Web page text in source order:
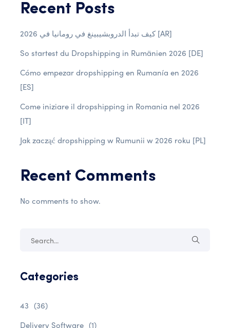
Recent Posts
كيف تبدأ الدروبشيبينغ في رومانيا في 2026 [AR]
So startest du Dropshipping in Rumänien 2026 [DE]
Cómo empezar dropshipping en Rumanía en 2026
[ES]
Come iniziare il dropshipping in Romania nel 2026
[IT]
Jak zacząć dropshipping w Rumunii w 2026 roku [PL]
Recent Comments
No comments to show.
Categories
43 (36)
Delivery Software (1)